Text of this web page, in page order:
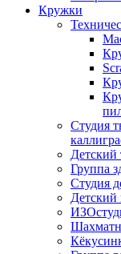
Кружки
Студия
Детский
Группа
Студия
Детский